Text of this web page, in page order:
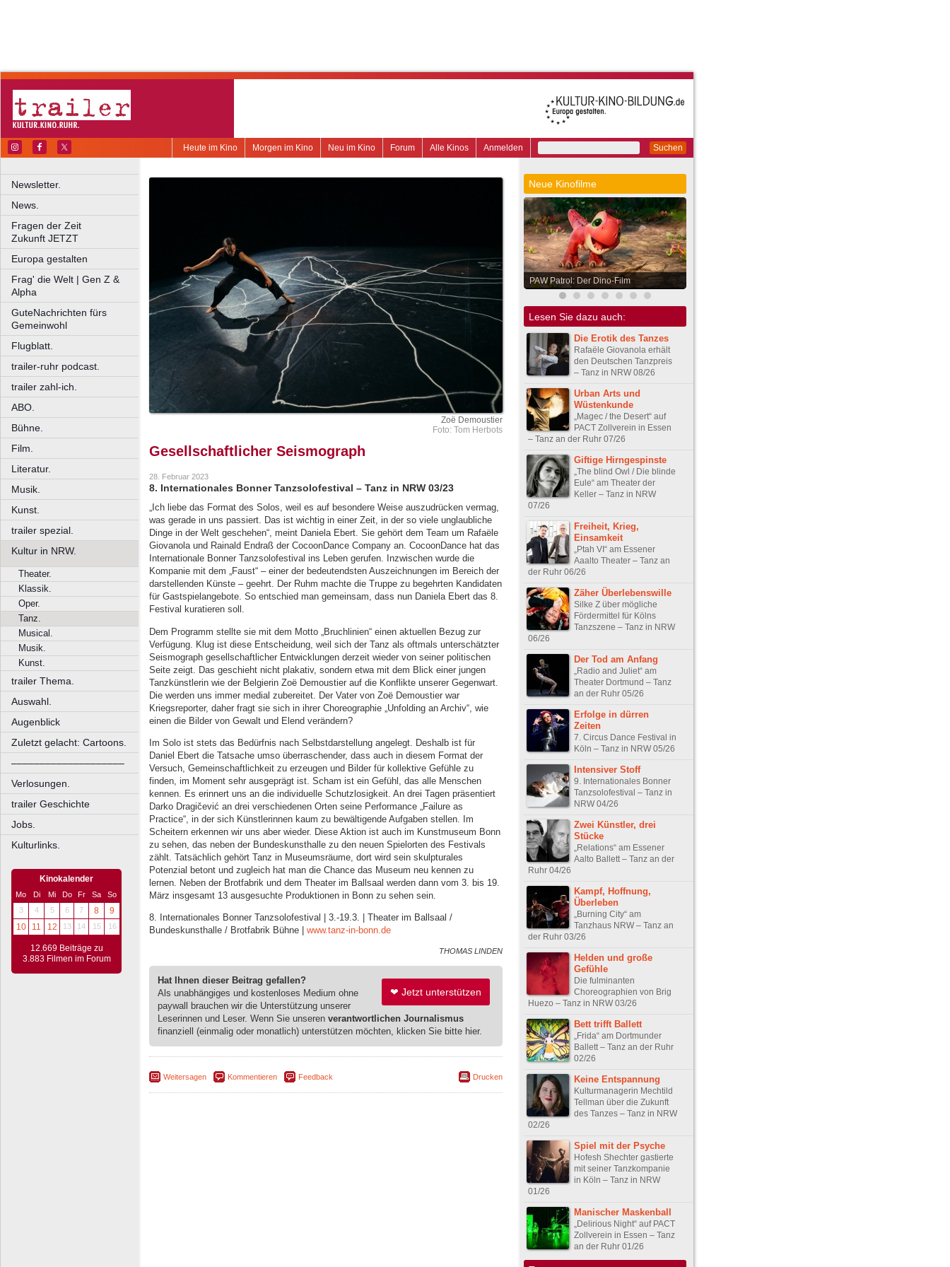
Suchen
Anmelden
Alle Kinos
Forum
Neu im Kino
Morgen im Kino
Heute im Kino
Newsletter.
News.
Fragen der Zeit
Zukunft JETZT
Europa gestalten
Frag' die Welt | Gen Z &
Alpha
GuteNachrichten fürs
Gemeinwohl
Flugblatt.
trailer-ruhr podcast.
trailer zahl-ich.
ABO.
Bühne.
Film.
Literatur.
Musik.
Kunst.
trailer spezial.
Kultur in NRW.
Theater.
Klassik.
Oper.
Tanz.
Musical.
Musik.
Kunst.
trailer Thema.
Auswahl.
Augenblick
Zuletzt gelacht: Cartoons.
––––––––––––––––––––
Verlosungen.
trailer Geschichte
Jobs.
Kulturlinks.
Kinokalender
Mo Di Mi Do Fr Sa
So
3
4 5 6 7 8
9
10
11 12 13 14 15 16
12.669 Beiträge zu
3.883 Filmen im Forum
Zoë Demoustier
Foto: Tom Herbots
Gesellschaftlicher Seismograph
28. Februar 2023
8. Internationales Bonner Tanzsolofestival – Tanz in NRW 03/23
„Ich liebe das Format des Solos, weil es auf besondere Weise auszudrücken vermag,
was gerade in uns passiert. Das ist wichtig in einer Zeit, in der so viele unglaubliche
Dinge in der Welt geschehen“, meint Daniela Ebert. Sie gehört dem Team um Rafaële
Giovanola und Rainald Endraß der CocoonDance Company an. CocoonDance hat das
Internationale Bonner Tanzsolofestival ins Leben gerufen. Inzwischen wurde die
Kompanie mit dem „Faust“ – einer der bedeutendsten Auszeichnungen im Bereich der
darstellenden Künste – geehrt. Der Ruhm machte die Truppe zu begehrten Kandidaten
für Gastspielangebote. So entschied man gemeinsam, dass nun Daniela Ebert das 8.
Festival kuratieren soll.
Dem Programm stellte sie mit dem Motto „Bruchlinien“ einen aktuellen Bezug zur
Verfügung. Klug ist diese Entscheidung, weil sich der Tanz als oftmals unterschätzter
Seismograph gesellschaftlicher Entwicklungen derzeit wieder von seiner politischen
Seite zeigt. Das geschieht nicht plakativ, sondern etwa mit dem Blick einer jungen
Tanzkünstlerin wie der Belgierin Zoë Demoustier auf die Konflikte unserer Gegenwart.
Die werden uns immer medial zubereitet. Der Vater von Zoë Demoustier war
Kriegsreporter, daher fragt sie sich in ihrer Choreographie „Unfolding an Archiv“, wie
einen die Bilder von Gewalt und Elend verändern?
Im Solo ist stets das Bedürfnis nach Selbstdarstellung angelegt. Deshalb ist für
Daniel Ebert die Tatsache umso überraschender, dass auch in diesem Format der
Versuch, Gemeinschaftlichkeit zu erzeugen und Bilder für kollektive Gefühle zu
finden, im Moment sehr ausgeprägt ist. Scham ist ein Gefühl, das alle Menschen
kennen. Es erinnert uns an die individuelle Schutzlosigkeit. An drei Tagen präsentiert
Darko Dragičević an drei verschiedenen Orten seine Performance „Failure as
Practice“, in der sich Künstlerinnen kaum zu bewältigende Aufgaben stellen. Im
Scheitern erkennen wir uns aber wieder. Diese Aktion ist auch im Kunstmuseum Bonn
zu sehen, das neben der Bundeskunsthalle zu den neuen Spielorten des Festivals
zählt. Tatsächlich gehört Tanz in Museumsräume, dort wird sein skulpturales
Potenzial betont und zugleich hat man die Chance das Museum neu kennen zu
lernen. Neben der Brotfabrik und dem Theater im Ballsaal werden dann vom 3. bis 19.
März insgesamt 13 ausgesuchte Produktionen in Bonn zu sehen sein.
8. Internationales Bonner Tanzsolofestival | 3.-19.3. | Theater im Ballsaal /
Bundeskunsthalle / Brotfabrik Bühne | www.tanz-in-bonn.de
THOMAS LINDEN
❤ Jetzt unterstützen
Hat Ihnen dieser Beitrag gefallen?
Als unabhängiges und kostenloses Medium ohne
paywall brauchen wir die Unterstützung unserer
Leserinnen und Leser. Wenn Sie unseren verantwortlichen Journalismus
finanziell (einmalig oder monatlich) unterstützen möchten, klicken Sie bitte hier.
Weitersagen Kommentieren Feedback Drucken
Neue Kinofilme
PAW Patrol: Der Dino-Film
Lesen Sie dazu auch:
Die Erotik des Tanzes
Rafaële Giovanola erhält
den Deutschen Tanzpreis
– Tanz in NRW 08/26
Urban Arts und
Wüstenkunde
„Magec / the Desert“ auf
PACT Zollverein in Essen
– Tanz an der Ruhr 07/26
Giftige Hirngespinste
„The blind Owl / Die blinde
Eule“ am Theater der
Keller – Tanz in NRW
07/26
Freiheit, Krieg,
Einsamkeit
„Ptah VI“ am Essener
Aaalto Theater – Tanz an
der Ruhr 06/26
Zäher Überlebenswille
Silke Z über mögliche
Fördermittel für Kölns
Tanzszene – Tanz in NRW
06/26
Der Tod am Anfang
„Radio and Juliet“ am
Theater Dortmund – Tanz
an der Ruhr 05/26
Erfolge in dürren
Zeiten
7. Circus Dance Festival in
Köln – Tanz in NRW 05/26
Intensiver Stoff
9. Internationales Bonner
Tanzsolofestival – Tanz in
NRW 04/26
Zwei Künstler, drei
Stücke
„Relations“ am Essener
Aalto Ballett – Tanz an der
Ruhr 04/26
Kampf, Hoffnung,
Überleben
„Burning City“ am
Tanzhaus NRW – Tanz an
der Ruhr 03/26
Helden und große
Gefühle
Die fulminanten
Choreographien von Brig
Huezo – Tanz in NRW 03/26
Bett trifft Ballett
„Frida“ am Dortmunder
Ballett – Tanz an der Ruhr
02/26
Keine Entspannung
Kulturmanagerin Mechtild
Tellman über die Zukunft
des Tanzes – Tanz in NRW
02/26
Spiel mit der Psyche
Hofesh Shechter gastierte
mit seiner Tanzkompanie
in Köln – Tanz in NRW
01/26
Manischer Maskenball
„Delirious Night“ auf PACT
Zollverein in Essen – Tanz
an der Ruhr 01/26